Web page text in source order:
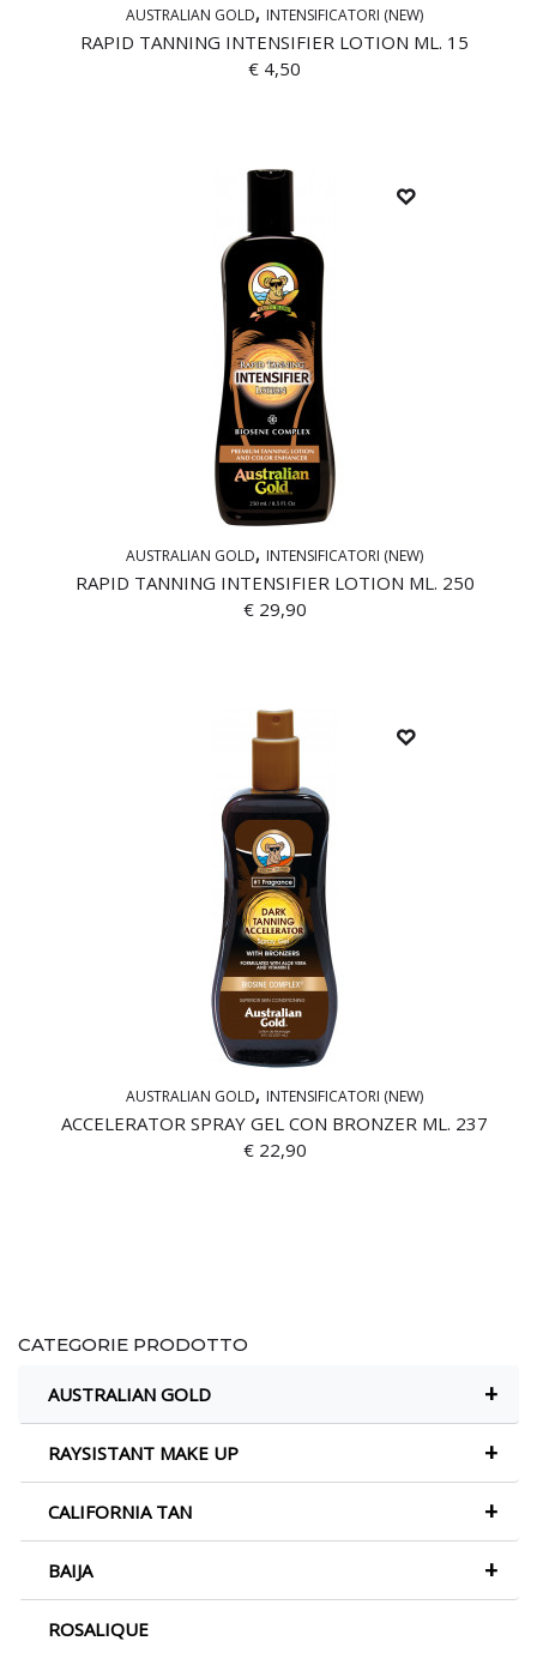
AUSTRALIAN GOLD INTENSIFICATORI (NEW)
RAPID TANNING INTENSIFIER LOTION ML. 15
€ 4,50
AUSTRALIAN GOLD INTENSIFICATORI (NEW)
RAPID TANNING INTENSIFIER LOTION ML. 250
€29,90
AUSTRALIAN GOLD INTENSIFICATORI (NEW)
ACCELERATOR SPRAY GEL CON BRONZER ML. 237
€22,90
CATEGORIE PRODOTTO
+
AUSTRALIAN GOLD
+
RAYSISTANT MAKE UP
+
CALIFORNIA TAN
+
BAIJA
ROSALIQUE